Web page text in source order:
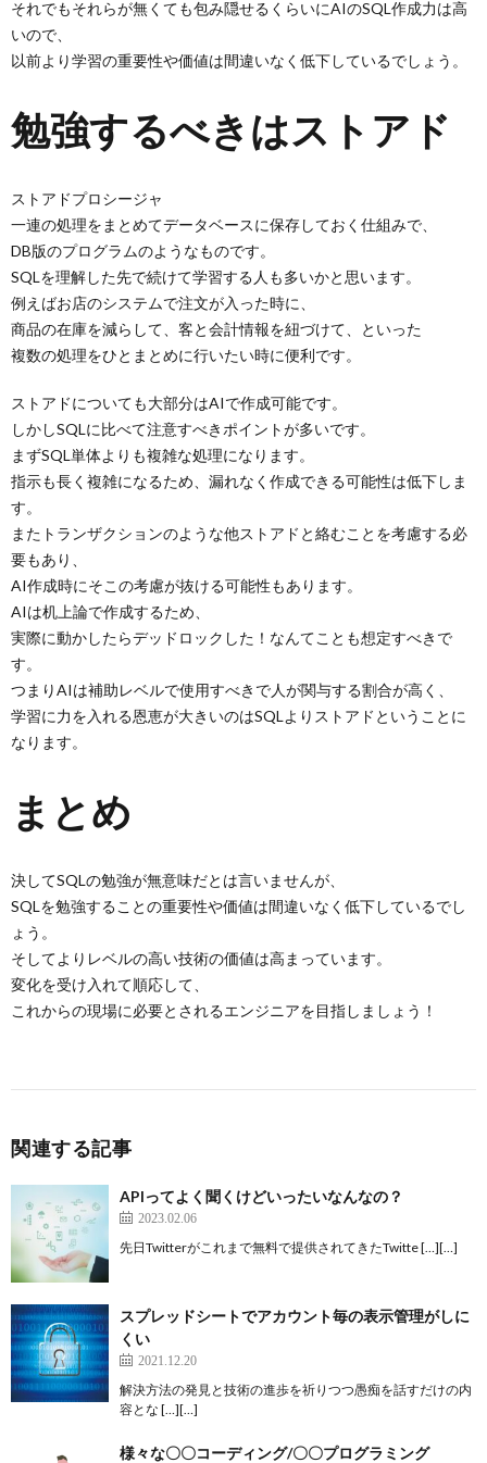
それでもそれらが無くても包み隠せるくらいにAIのSQL作成力は高
いので、
以前より学習の重要性や価値は間違いなく低下しているでしょう。
勉強するべきはストアド
ストアドプロシージャ
一連の処理をまとめてデータベースに保存しておく仕組みで、
DB版のプログラムのようなものです。
SQLを理解した先で続けて学習する人も多いかと思います。
例えばお店のシステムで注文が入った時に、
商品の在庫を減らして、客と会計情報を紐づけて、といった
複数の処理をひとまとめに行いたい時に便利です。
ストアドについても大部分はAIで作成可能です。
しかしSQLに比べて注意すべきポイントが多いです。
まずSQL単体よりも複雑な処理になります。
指示も長く複雑になるため、漏れなく作成できる可能性は低下しま
す。
またトランザクションのような他ストアドと絡むことを考慮する必
要もあり、
AI作成時にそこの考慮が抜ける可能性もあります。
AIは机上論で作成するため、
実際に動かしたらデッドロックした！なんてことも想定すべきで
す。
つまりAIは補助レベルで使用すべきで人が関与する割合が高く、
学習に力を入れる恩恵が大きいのはSQLよりストアドということに
なります。
まとめ
決してSQLの勉強が無意味だとは言いませんが、
SQLを勉強することの重要性や価値は間違いなく低下しているでし
ょう。
そしてよりレベルの高い技術の価値は高まっています。
変化を受け入れて順応して、
これからの現場に必要とされるエンジニアを目指しましょう！
関連する記事
APIってよく聞くけどいったいなんなの？
2023.02.06
先日Twitterがこれまで無料で提供されてきたTwitte […][…]
スプレッドシートでアカウント毎の表示管理がしに
くい
2021.12.20
解決方法の発見と技術の進歩を祈りつつ愚痴を話すだけの内
容とな […][…]
様々な〇〇コーディング/〇〇プログラミング